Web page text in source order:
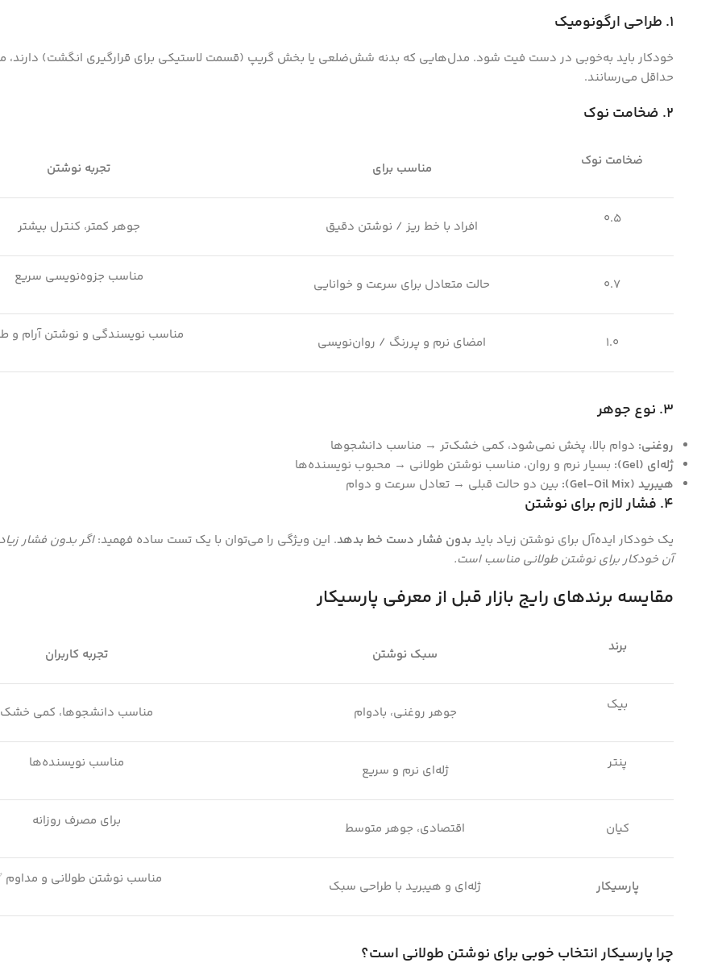
۱. طراحی ارگونومیک
خودکار باید به‌خوبی در دست فیت شود. مدل‌هایی که بدنه شش‌ضلعی یا بخش گریپ (قسمت لاستیکی برای قرارگیری انگشت) دارند،
حداقل می‌رسانند.
۲. ضخامت نوک
ضخامت نوک مناسب برای تجربه نوشتن
0.5 افراد با خط ریز / نوشتن دقیق جوهر کمتر، کنترل بیشتر
0.7 حالت متعادل برای سرعت و خوانایی مناسب جزوه‌نویسی سریع
1.0 امضای نرم و پررنگ / روان‌نویسی مناسب نویسندگی و نوشتن آرام و
۳. نوع جوهر
روغنی: دوام بالا، پخش نمی‌شود، کمی خشک‌تر → مناسب دانشجوها
ژله‌ای (Gel):
بسیار نرم و روان، مناسب نوشتن طولانی → محبوب نویسنده‌ها
هیبرید (Gel-Oil Mix): بین دو حالت قبلی → تعادل سرعت و دوام
۴. فشار لازم برای نوشتن
یک خودکار ایده‌آل برای نوشتن زیاد باید بدون فشار دست خط بدهد. این ویژگی را می‌توان با یک تست ساده فهمید:اگر بدون فشار
آن خودکار برای نوشتن طولانی مناسب است.
مقایسه برندهای رایج بازار قبل از معرفی پارسیکار
برند سبک نوشتن تجربه کاربران
بیک جوهر روغنی، بادوام مناسب دانشجوها، کمی خشک
پنتر ژله‌ای نرم و سریع مناسب نویسنده‌ها
کیان اقتصادی، جوهر متوسط برای مصرف روزانه
پارسیکار ژله‌ای و هیبرید با طراحی سبک مناسب نوشتن طولانی و مداوم
چرا پارسیکار انتخاب خوبی برای نوشتن طولانی است؟